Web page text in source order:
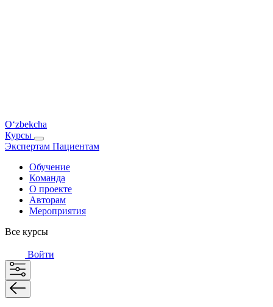
O‘zbekcha
Курсы
Экспертам Пациентам
Обучение
Команда
О проекте
Авторам
Мероприятия
Все курсы
Войти